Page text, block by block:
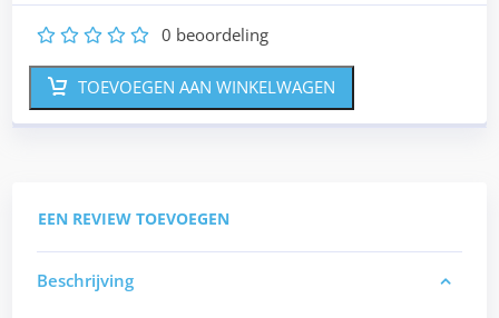
5
4
3
2 0 beoordeling
TOEVOEGEN AAN WINKELWAGEN
EEN REVIEW TOEVOEGEN
Beschrijving